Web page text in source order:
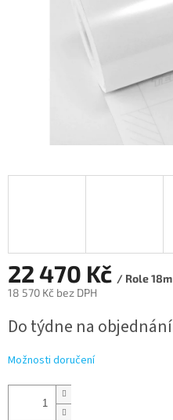
22 470 Kč / Role 18m
18 570 Kč bez DPH
cena:
Do týdne na objednání
Možnosti doručení